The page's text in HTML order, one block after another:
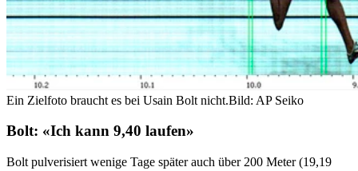
Ein Zielfoto braucht es bei Usain Bolt nicht.Bild: AP Seiko
Bolt: «Ich kann 9,40 laufen»
Bolt pulverisiert wenige Tage später auch über 200 Meter (19,19